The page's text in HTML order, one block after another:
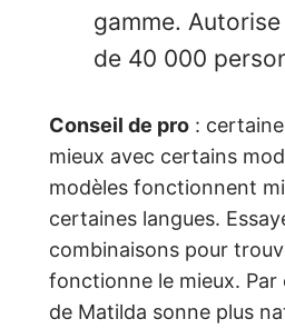
gamme.
de 40 000
Conseil de pro :
mieux avec certains
modèles fonctionnent
certaines langues.
combinaisons pour
fonctionne le mieux. Par
de Matilda sonne plus